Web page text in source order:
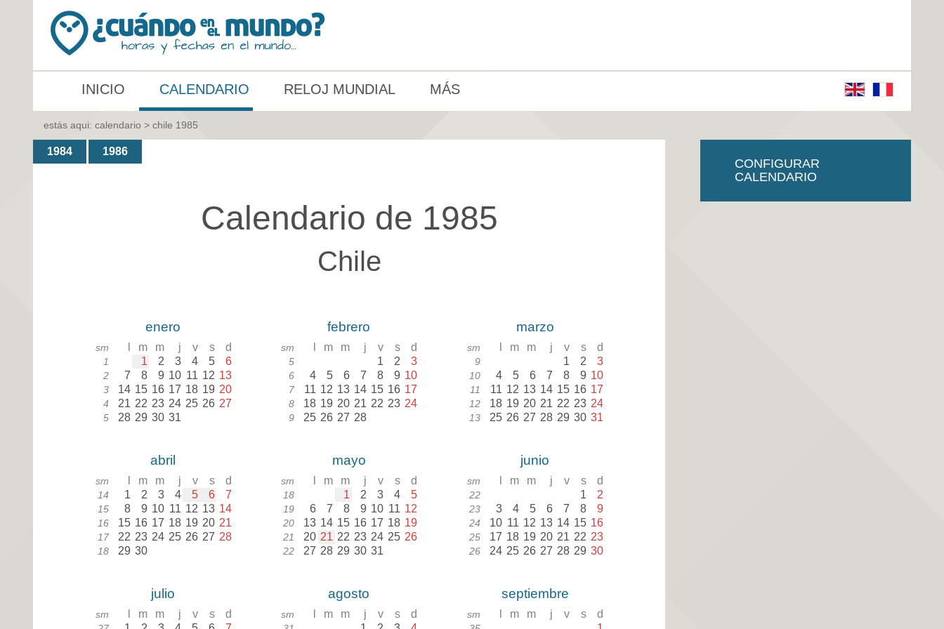
INICIO CALENDARIO RELOJ MUNDIAL MÁS
estás aqui: calendario > chile 1985
1984 1986
Calendario de 1985
Chile
enero
sm m m j v s d
1 1 2 3 4 5 6
2 7 8 9 10 11 12 13
3 14 15 16 17 18 19 20
4 21 22 23 24 25 26 27
5 28 29 30 31
febrero
sm m m j v s d
5 1 2 3
6 4 5 6 7 8 9 10
7 11 12 13 14 15 16 17
8 18 19 20 21 22 23 24
9 25 26 27 28
marzo
sm m m j v s d
9 1 2 3
10 4 5 6 7 8 9 10
11 11 12 13 14 15 16 17
12 18 19 20 21 22 23 24
13 25 26 27 28 29 30 31
abril
sm m m j v s d
14 1 2 3 4 5 6 7
15 8 9 10 11 12 13 14
16 15 16 17 18 19 20 21
17 22 23 24 25 26 27 28
18 29 30
mayo
sm m m j v s d
18 1 2 3 4 5
19 6 7 8 9 10 11 12
20 13 14 15 16 17 18 19
21 20 21 22 23 24 25 26
22 27 28 29 30 31
junio
sm m m j v s d
22 1 2
23 3 4 5 6 7 8 9
24 10 11 12 13 14 15 16
25 17 18 19 20 21 22 23
26 24 25 26 27 28 29 30
julio
sm m m j v s d
agosto
sm m m j v s d
septiembre
sm m m j v s d
CONFIGURAR
CALENDARIO